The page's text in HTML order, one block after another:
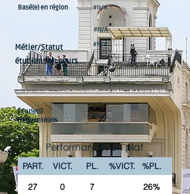
Basé(e) en région
#N/A
#N/A
Métier/Statut
étudiant en cours
#N/A
Écurie(s)
fréquenté(e)s
#N/A
Performances en plat
PART. VICT. PL. %VICT.
%PL.
27
0 7 26%